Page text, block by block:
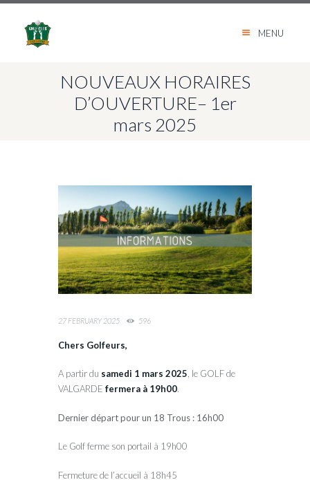
MENU
NOUVEAUX HORAIRES
D’OUVERTURE– 1er
mars 2025
27 FEBRUARY 2025 596
Chers Golfeurs,
A partir du samedi 1 mars 2025 , le GOLF de
VALGARDE fermera à 19h00.
Dernier départ pour un 18 Trous : 16h00
Le Golf ferme son portail à 19h00
Fermeture de l’accueil à 18h45